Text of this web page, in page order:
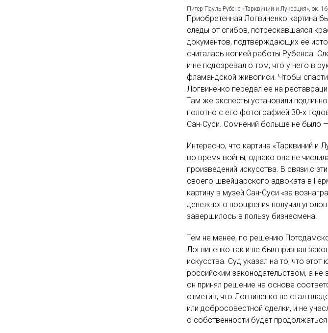
Питер Пауль Рубенс «Тарквиний и Лукреция», ок.
Приобретенная Логвиненко картина
следы от сгибов, потрескавшаяся
документов, подтверждающих ее
считалась копией работы Рубенса.
и не подозревал о том, что у него в
фламандской живописи. Чтобы
Логвиненко передал ее на
Там же эксперты установили
полотно с его фотографией 30-х
Сан-Суси. Сомнений больше не было
Интересно, что картина «Тарквиний и
во время войны, однако она не
произведений искусства. В связи с
своего швейцарского адвоката в
картину в музей Сан-Суси «за
денежного поощрения получил
завершилось в пользу бизнесмена.
Тем не менее, по решению
Логвиненко так и не был признан
искусства. Суд указал на то, что этот
российским законодательством, а
он принял решение на основе
отметив, что Логвиненко не стал
или добросовестной сделки, и не
о собственности будет